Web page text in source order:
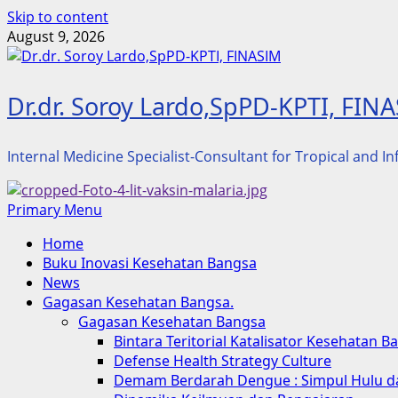
Skip to content
August 9, 2026
Dr.dr. Soroy Lardo,SpPD-KPTI,
Internal Medicine Specialist-Consultant for Tropical and
Primary Menu
Home
Buku Inovasi Kesehatan Bangsa
News
Gagasan Kesehatan Bangsa.
Gagasan Kesehatan Bangsa
Bintara Teritorial Katalisator Kesehatan
Defense Health Strategy Culture
Demam Berdarah Dengue : Simpul Hulu